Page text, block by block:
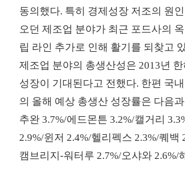
동의했다. 특히 경제성장 저조의 원
오던 제조업 분야가 최근 포드사의
립 라인 추가로 인해 활기를 되찾고
제조업 분야의 총생산성은 2013년
성장이 기대된다고 전했다. 한편 국
의 올해 예상 총생산 성장률은 다음
추완 3.7%/에드몬튼 3.2%/캘거리
2.9%/윈저 2.4%/헬리펙스 2.3%/퀘백
캠브리지-워터루 2.7%/오샤와 2.6%/